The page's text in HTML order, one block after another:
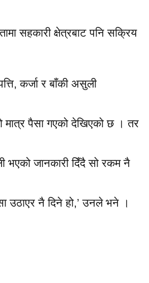
सहकारी क्षेत्रबाट पनि सक्रिय
कर्जा र बाँकी असुली
मात्र पैसा गएको देखिएको छ । तर
भएको जानकारी दिँदै सो रकम नै
उठाएर नै दिने हो,’ उनले भने ।